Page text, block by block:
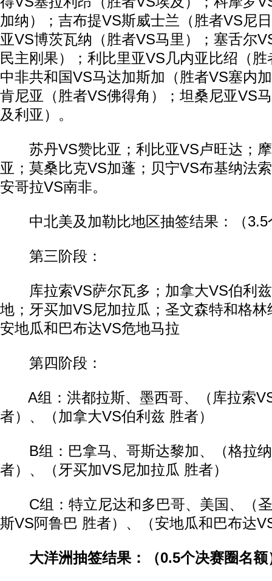
加纳）；吉布提VS斯威士兰（胜者VS尼
亚VS博茨瓦纳（胜者VS马里）；塞舌尔
民主刚果）；利比里亚VS几内亚比绍（
中非共和国VS马达加斯加（胜者VS塞内
肯尼亚（胜者VS佛得角）；坦桑尼亚VS
及利亚）。
苏丹VS赞比亚；利比亚VS卢旺达；摩
亚；莫桑比克VS加蓬；贝宁VS布基纳法
安哥拉VS南非。
中北美及加勒比地区抽签结果：（3.5
第三阶段：
库拉索VS萨尔瓦多；加拿大VS伯利兹
地；牙买加VS尼加拉瓜；圣文森特和格
安地瓜和巴布达VS危地马拉
第四阶段：
A组：洪都拉斯、墨西哥、（库拉索
者）、（加拿大VS伯利兹 胜者）
B组：巴拿马、哥斯达黎加、（格拉纳
者）、（牙买加VS尼加拉瓜 胜者）
C组：特立尼达和多巴哥、美国、（圣
斯VS阿鲁巴 胜者）、（安地瓜和巴布达
大洋洲抽签结果：（0.5个决赛圈名额